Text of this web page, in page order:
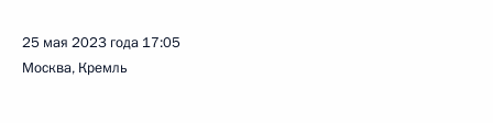
25 мая 2023 года 17:05
Москва, Кремль